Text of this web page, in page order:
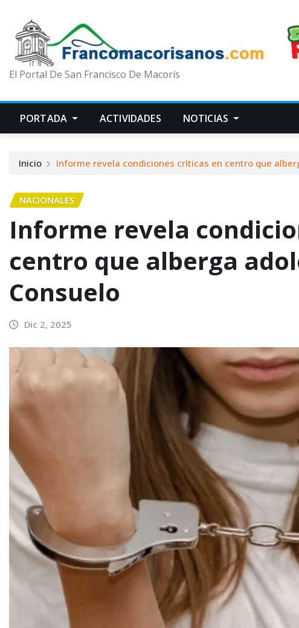
El Portal De San Francisco De Macorís
PORTADA ACTIVIDADES NOTICIAS
Inicio Informe revela condiciones críticas en centro que
NACIONALES
Informe revela
centro que alberga
Consuelo
Dic 2, 2025